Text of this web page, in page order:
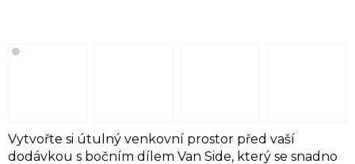
Vytvořte si útulný venkovní prostor před vaší
dodávkou s bočním dílem Van Side, který se snadno